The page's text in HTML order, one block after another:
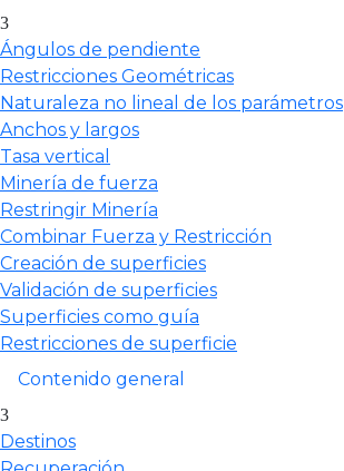
Ángulos de pendiente
Restricciones Geométricas
Naturaleza no lineal de los parámetros
Anchos y largos
Tasa vertical
Minería de fuerza
Restringir Minería
Combinar Fuerza y Restricción
Creación de superficies
Validación de superficies
Superficies como guía
Restricciones de superficie
Contenido general
Destinos